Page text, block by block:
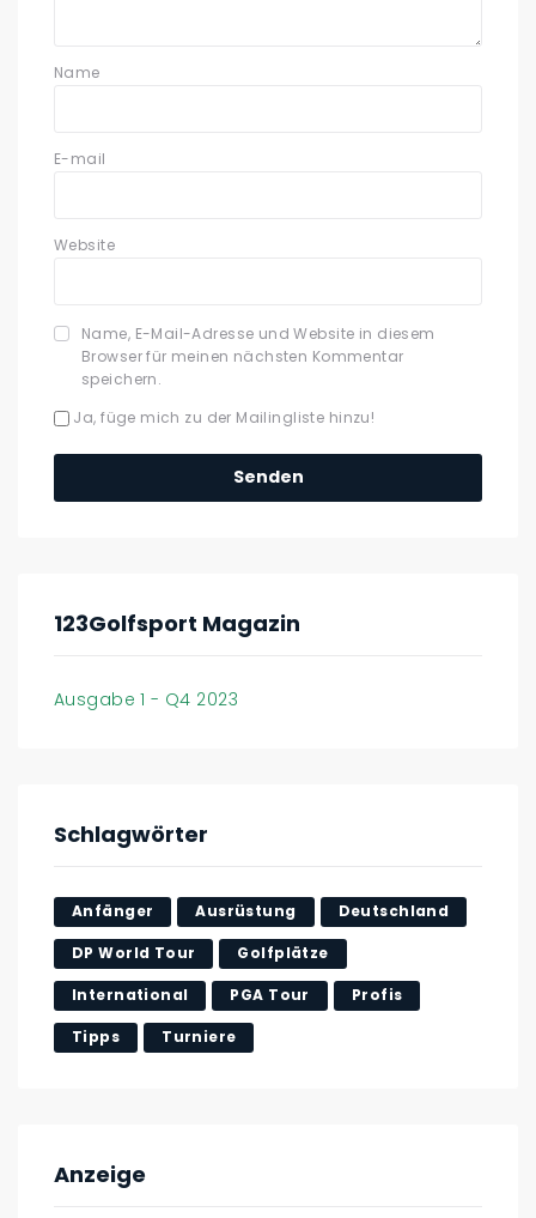
Name
E-mail
Website
Name, E-Mail-Adresse und Website in diesem
Browser für meinen nächsten Kommentar
speichern.
Ja, füge mich zu der Mailingliste hinzu!
123Golfsport Magazin
Ausgabe 1 - Q4 2023
Schlagwörter
Anfänger Ausrüstung Deutschland
DP World Tour Golfplätze
International PGA Tour Profis
Tipps Turniere
Anzeige